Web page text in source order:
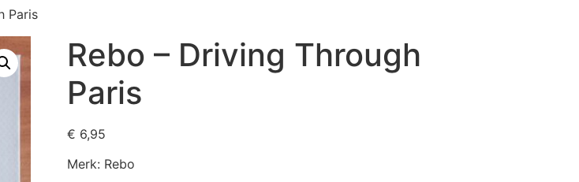
Paris
Rebo – Driving Through
Paris
€ 6,95
Merk: Rebo